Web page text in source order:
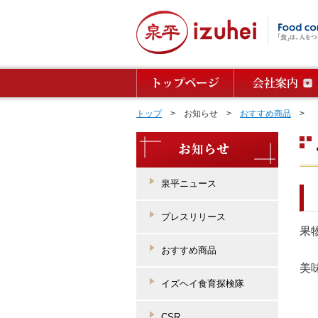
トップ> お知らせ > おすすめ商品 > 《
果
美
泉平ニュース
プレスリリース
おすすめ商品
イズヘイ食育探検隊